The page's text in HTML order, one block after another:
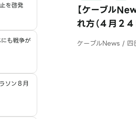
を啓発
にも戦争が
ソン８月
【ケーブル
れ方（４月２４
ケーブルNews / 四